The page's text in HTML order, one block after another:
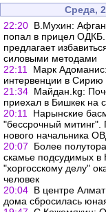
Среда,
22:20 В.Мухин:
попал в прицел ОДКБ.
предлагает
силовыми методами
22:11
Марк
интервенции в Сирию
21:34 Майдан.kg:
приехал в Бишкек на
20:11
Нарынские
"бессрочный митинг".
нового начальника
20:07
Более
скамье подсудимых в
"хоргосскому делу"
человек
20:04 В центре
дома сбросилась